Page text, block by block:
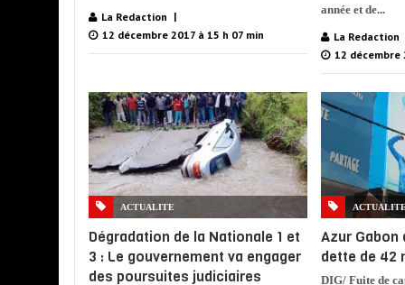
La Redaction
12 décembre 2017 à 15 h 07 min
année et de...
La Redaction
12 décembre
ACTUALITE
Dégradation de la Nationale 1 et
3 : Le gouvernement va engager
des poursuites judiciaires
Azur Gabon
dette de 42
DIG/ Fuite de